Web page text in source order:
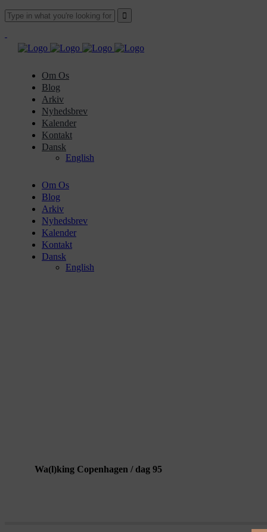
Om Os
Blog
Arkiv
Nyhedsbrev
Kalender
Kontakt
Dansk
English
Om Os
Blog
Arkiv
Nyhedsbrev
Kalender
Kontakt
Dansk
English
Wa(l)king Copenhagen / dag 95